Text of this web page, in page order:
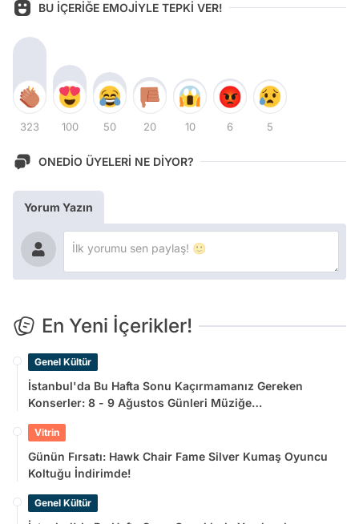
BU İÇERİĞE EMOJİYLE TEPKİ VER!
323 100 50 20 10 6 5
ONEDİO ÜYELERİ NE DİYOR?
Yorum Yazın
En Yeni İçerikler!
Genel Kültür
İstanbul'da Bu Hafta Sonu Kaçırmamanız Gereken
Konserler: 8 - 9 Ağustos Günleri Müziğe
Vitrin
Günün Fırsatı: Hawk Chair Fame Silver Kumaş Oyuncu
Koltuğu İndirimde!
Genel Kültür